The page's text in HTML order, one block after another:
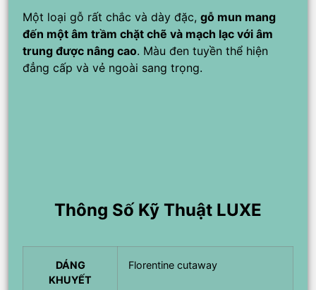
Một loại gỗ rất chắc và dày đặc, gỗ mun mang
đến một âm trầm chặt chẽ và mạch lạc với âm
trung được nâng cao. Màu đen tuyền thể hiện
đẳng cấp và vẻ ngoài sang trọng.
Thông Số Kỹ Thuật LUXE
DÁNG
KHUYẾT
Florentine cutaway